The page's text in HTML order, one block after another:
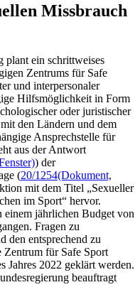
Missbrauch
ein schrittweises
Zentrums für Safe
und interpersonaler
Hilfsmöglichkeit in Form
oder juristischer
den Ländern und dem
Ansprechstelle für
aus der Antwort
) der
(20/1254(Dokument,
mit dem Titel „Sexueller
im Sport“ hervor.
jährlichen Budget von
Fragen zu
den entsprechend zu
Zentrum für Safe Sport
Jahres 2022 geklärt werden.
beauftragt